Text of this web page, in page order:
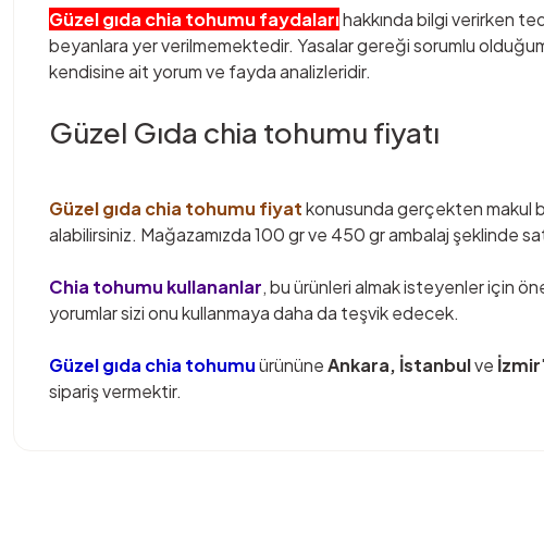
Güzel gıda chia tohumu faydalarıhakkında bilgi verirken
beyanlara yer verilmemektedir. Yasalar gereği sorumlu
kendisine ait yorum ve fayda analizleridir.
Güzel Gıda chia tohumu fiyatı
Güzel gıda chia tohumu fiyatkonusunda gerçekten makul
alabilirsiniz. Mağazamızda 100 gr ve 450 gr ambalaj şeklinde
Chia tohumu kullananlar, bu ürünleri almak isteyenler için
yorumlar sizi onu kullanmaya daha da teşvik edecek.
Güzel gıda chia tohumuürününeAnkara, İstanbulve İzmir
sipariş vermektir.